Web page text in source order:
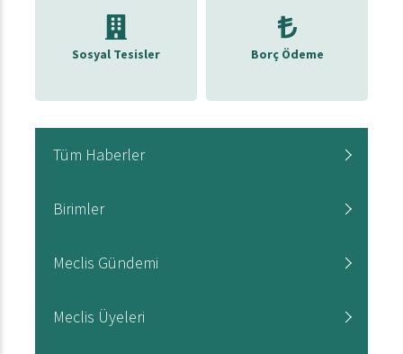
Sosyal Tesisler Borç Ödeme
Tüm Haberler
Birimler
Meclis Gündemi
Meclis Üyeleri